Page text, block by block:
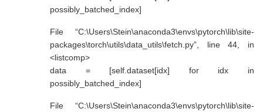
7.3.1 自定义VGGNet 185
7.3.3 迁移ResNet50 203
7.4 小结 219
第8章 图像风格迁移实战 220
8.1 风格迁移入门 220
8.2.1 图像的内容损失 222
possibly_batched_index]
File “C:\Users\Stein\anaconda3\envs\pytorch\lib\site-
packages\torch\utils\data_utils\fetch.py”, line 44, in
<listcomp>
data = [self.dataset[idx] for idx in
possibly_batched_index]
File “C:\Users\Stein\anaconda3\envs\pytorch\lib\site-